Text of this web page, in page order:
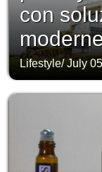
con
Lifestyle/July